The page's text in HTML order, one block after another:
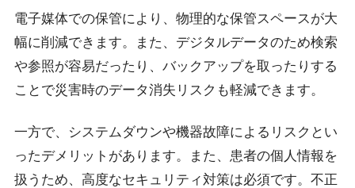
電子媒体での保管により、物理的な保管スペースが大
幅に削減できます。また、デジタルデータのため検索
や参照が容易だったり、バックアップを取ったりする
ことで災害時のデータ消失リスクも軽減できます。
一方で、システムダウンや機器故障によるリスクとい
ったデメリットがあります。また、患者の個人情報を
扱うため、高度なセキュリティ対策は必須です。不正